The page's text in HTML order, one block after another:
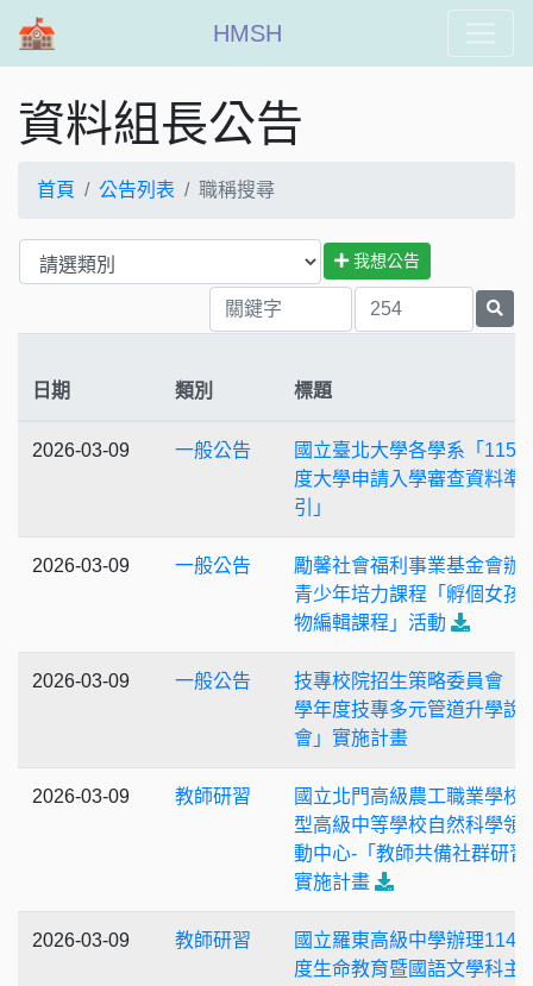
HMSH
資料組長公告
首頁 公告列表 職稱搜尋
我想公告
日期 類別 標題
2026-03-09 一般公告
國立臺北大學各學系「115
度大學申請入學審查資料準
引」
2026-03-09 一般公告
勵馨社會福利事業基金會辦
青少年培力課程「孵個女孩
物編輯課程」活動
2026-03-09 一般公告
技專校院招生策略委員會「
學年度技專多元管道升學說
會」實施計畫
2026-03-09 教師研習
國立北門高級農工職業學校
型高級中等學校自然科學領
動中心-「教師共備社群研習
實施計畫
2026-03-09 教師研習
國立羅東高級中學辦理114
度生命教育暨國語文學科主